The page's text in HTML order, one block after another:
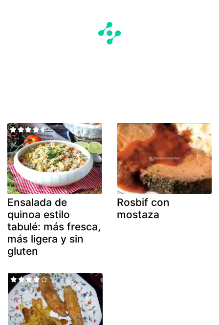
Ensalada de
quinoa estilo
tabulé: más fresca,
más ligera y sin
gluten
Rosbif con
mostaza